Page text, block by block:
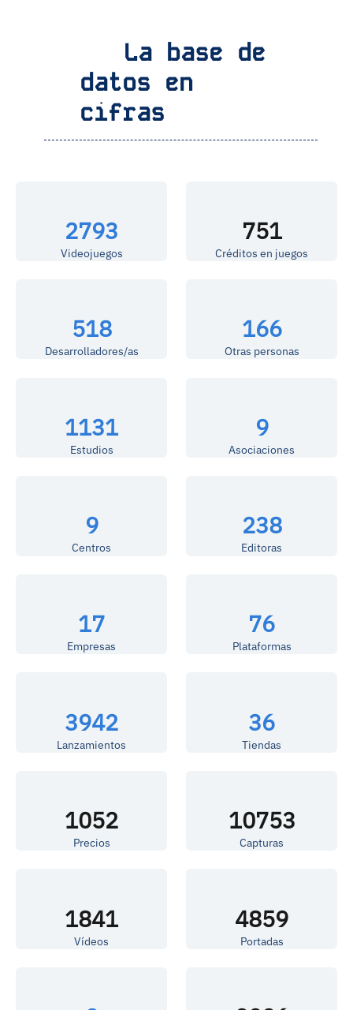
La base de
datos en
cifras
2793
Videojuegos
751
Créditos en juegos
518
Desarrolladores/as
166
Otras personas
1131
Estudios
9
Asociaciones
9
Centros
238
Editoras
17
Empresas
76
Plataformas
3942
Lanzamientos
36
Tiendas
1052
Precios
10753
Capturas
1841
Vídeos
4859
Portadas